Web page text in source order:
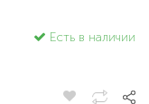
Есть в наличии